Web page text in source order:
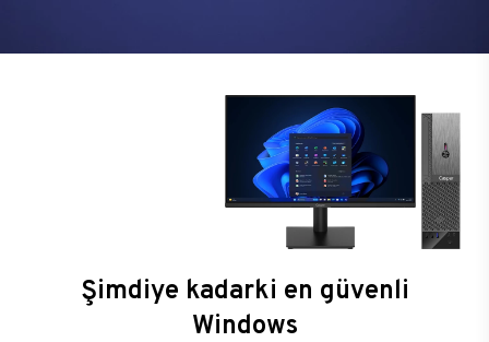
Şimdiye kadarki en güvenli
Windows